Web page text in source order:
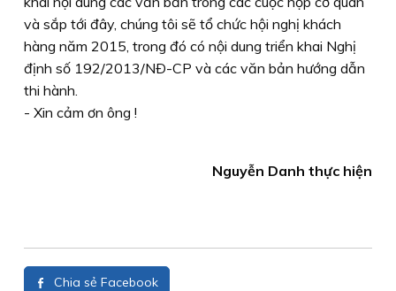
và sắp tới đây, chúng tôi sẽ tổ chức hội nghị khách
hàng năm 2015, trong đó có nội dung triển khai Nghị
định số 192/2013/NÐ-CP và các văn bản hướng dẫn
thi hành.
- Xin cảm ơn ông !
Nguyễn Danh thực hiện
Chia sẻ Facebook